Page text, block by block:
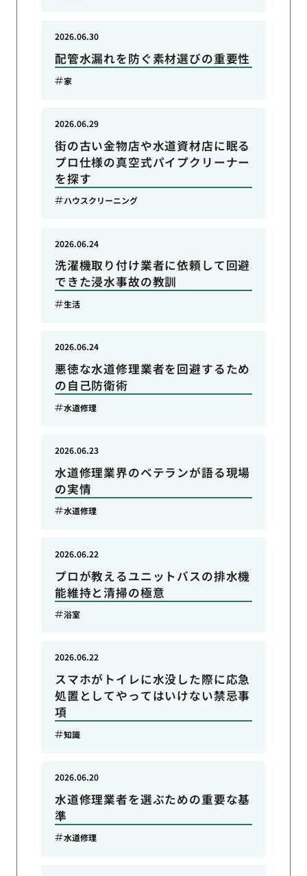
配管水漏れを防ぐ素材選びの重要性
2026.06.30
家
街の古い金物店や水道資材店に眠る
プロ仕様の真空式パイプクリーナー
を探す
2026.06.29
ハウスクリーニング
洗濯機取り付け業者に依頼して回避
できた浸水事故の教訓
2026.06.24
生活
悪徳な水道修理業者を回避するため
の自己防衛術
2026.06.24
水道修理
水道修理業界のベテランが語る現場
の実情
2026.06.23
水道修理
プロが教えるユニットバスの排水機
能維持と清掃の極意
2026.06.22
浴室
スマホがトイレに水没した際に応急
処置としてやってはいけない禁忌事
項
2026.06.22
知識
水道修理業者を選ぶための重要な基
準
2026.06.20
水道修理